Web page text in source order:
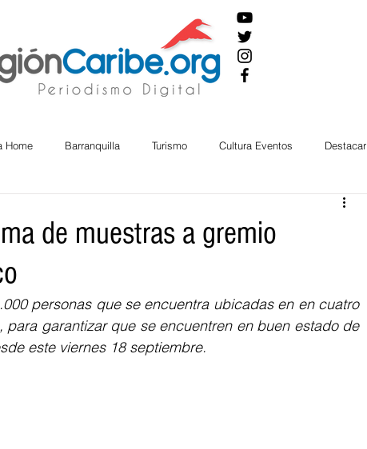
Home Barranquilla Turismo Cultura Eventos Destacar
AMBIENTAL AFRO
de muestras a gremio
personas que se encuentra ubicadas en en cuatro
garantizar que se encuentren en buen estado de
este viernes 18 septiembre.